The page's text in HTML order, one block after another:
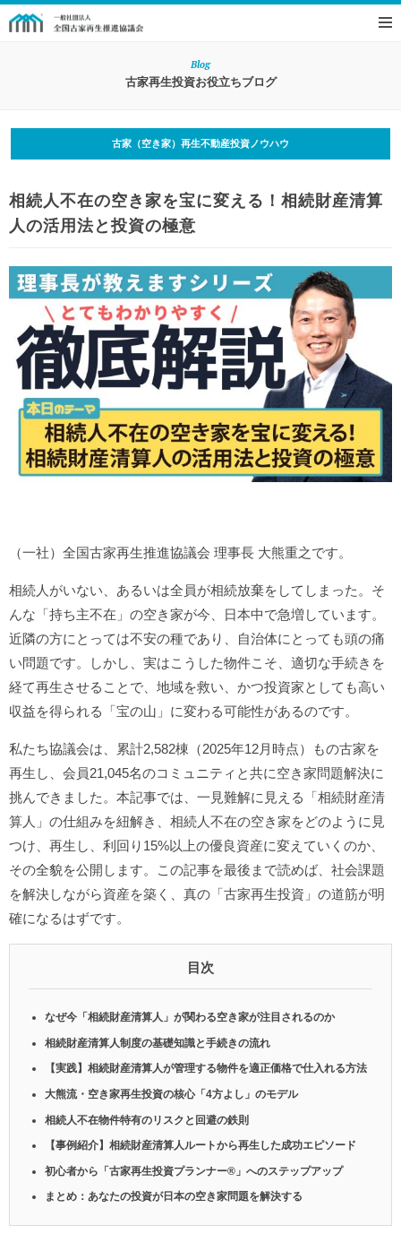
Blog
古家再生投資お役立ちブログ
古家（空き家）再生不動産投資ノウハウ
相続人不在の空き家を宝に変える！相続財産清算
人の活用法と投資の極意
（一社）全国古家再生推進協議会 理事長 大熊重之です。
相続人がいない、あるいは全員が相続放棄をしてしまった。そ
んな「持ち主不在」の空き家が今、日本中で急増しています。
近隣の方にとっては不安の種であり、自治体にとっても頭の痛
い問題です。しかし、実はこうした物件こそ、適切な手続きを
経て再生させることで、地域を救い、かつ投資家としても高い
収益を得られる「宝の山」に変わる可能性があるのです。
私たち協議会は、累計2,582棟（2025年12月時点）もの古家を
再生し、会員21,045名のコミュニティと共に空き家問題解決に
挑んできました。本記事では、一見難解に見える「相続財産清
算人」の仕組みを紐解き、相続人不在の空き家をどのように見
つけ、再生し、利回り15%以上の優良資産に変えていくのか、
その全貌を公開します。この記事を最後まで読めば、社会課題
を解決しながら資産を築く、真の「古家再生投資」の道筋が明
確になるはずです。
目次
なぜ今「相続財産清算人」が関わる空き家が注目されるのか
相続財産清算人制度の基礎知識と手続きの流れ
【実践】相続財産清算人が管理する物件を適正価格で仕入れる方法
大熊流・空き家再生投資の核心「4方よし」のモデル
相続人不在物件特有のリスクと回避の鉄則
【事例紹介】相続財産清算人ルートから再生した成功エピソード
初心者から「古家再生投資プランナー®︎」へのステップアップ
まとめ：あなたの投資が日本の空き家問題を解決する